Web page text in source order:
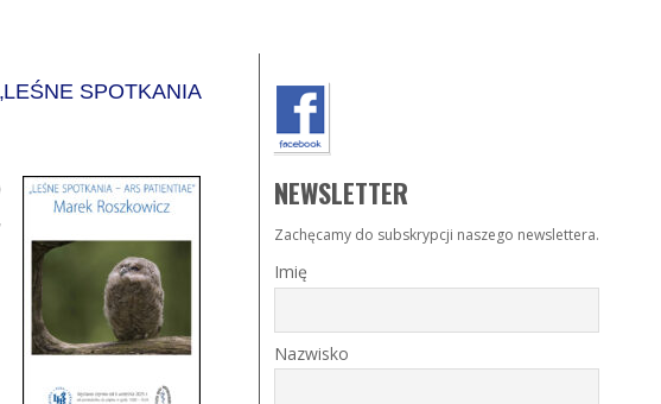
SPOTKANIA
NEWSLETTER
Zachęcamy do subskrypcji naszego newslettera.
Imię
Nazwisko